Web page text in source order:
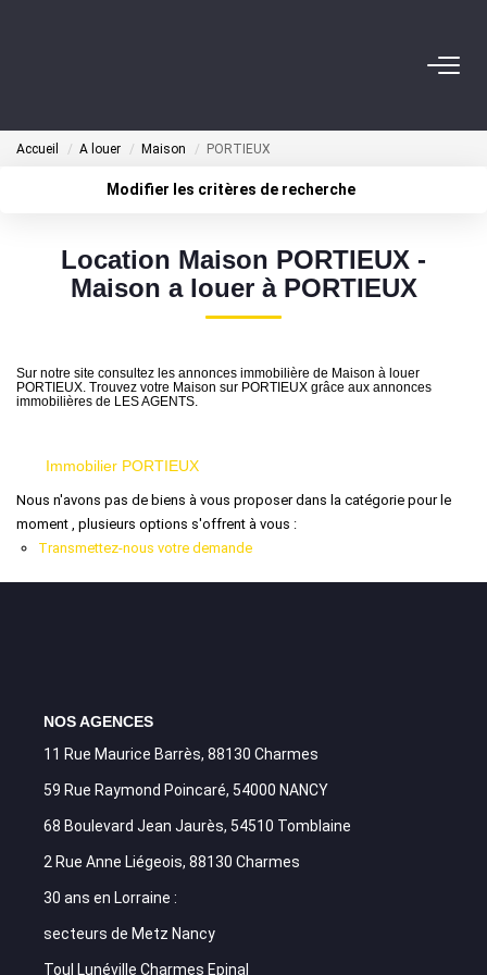
CONTACT
ESTIMATION
Accueil A louer Maison PORTIEUX
Modifier les critères de recherche
Type de bien
Budget max Plus de critères
Location Maison PORTIEUX -
Maison a louer à PORTIEUX
Sur notre site consultez les annonces immobilière de Maison à louer
PORTIEUX. Trouvez votre Maison sur PORTIEUX grâce aux annonces
immobilières de LES AGENTS.
Immobilier PORTIEUX
Nous n'avons pas de biens à vous proposer dans la catégorie pour le
moment , plusieurs options s'offrent à vous :
Transmettez-nous votre demande
NOS AGENCES
11 Rue Maurice Barrès, 88130 Charmes
59 Rue Raymond Poincaré, 54000 NANCY
68 Boulevard Jean Jaurès, 54510 Tomblaine
2 Rue Anne Liégeois, 88130 Charmes
30 ans en Lorraine :
secteurs de Metz Nancy
Toul Lunéville Charmes Epinal